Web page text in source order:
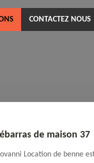
CONTACTEZ NOUS
de maison 37
Location de benne